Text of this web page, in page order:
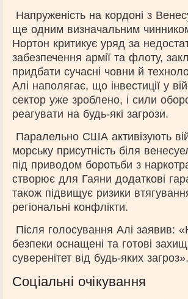
Напруженість на кордоні з
ще одним визначальним
Нортон критикує уряд за
забезпечення армії та флоту,
придбати сучасні човни й
Алі наполягає, що інвестиції у
сектор уже зроблено, і сили
реагувати на будь-які загрози.
Паралельно США активізують
морську присутність біля
під приводом боротьби з
створює для Гаяни додаткові
також підвищує ризики
регіональні конфлікти.
Після голосування Алі заявив:
безпеки оснащені та готові
суверенітет від будь-яких загроз».
Соціальні очікування